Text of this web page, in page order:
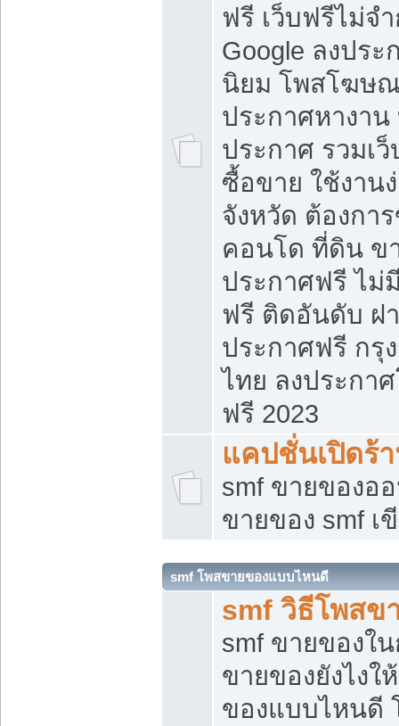
ฟรี เว็บฟรีไม่จ
Google ลงปร
นิยม โพสโฆษ
ประกาศหางาน
ประกาศ รวมเ
ซื้อขาย ใช้งาน
จังหวัด ต้องกา
คอนโด ที่ดิน ข
ประกาศฟรี ไม่
ฟรี ติดอันดับ ฝ
ประกาศฟรี กรุ
ไทย ลงประกา
ฟรี 2023
แคปชั่นเปิดร้
smf ขายของอ
ขายของ smf เ
smf โพสขายของแบบไหนดี
smf วิธีโพสข
smf ขายของใ
ขายของยังไง
ของแบบไหนดี